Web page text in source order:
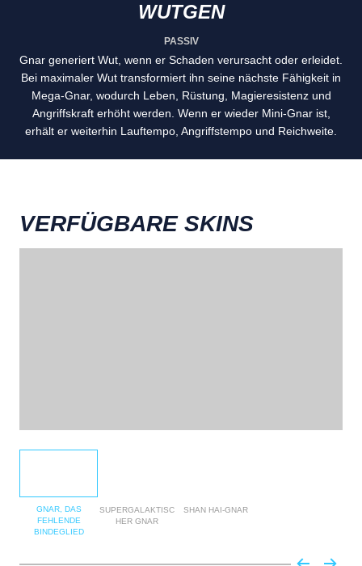
WUTGEN
PASSIV
Gnar generiert Wut, wenn er Schaden verursacht oder erleidet.
Bei maximaler Wut transformiert ihn seine nächste Fähigkeit in
Mega-Gnar, wodurch Leben, Rüstung, Magieresistenz und
Angriffskraft erhöht werden. Wenn er wieder Mini-Gnar ist,
erhält er weiterhin Lauftempo, Angriffstempo und Reichweite.
VERFÜGBARE SKINS
GNAR, DAS
FEHLENDE
BINDEGLIED
SUPERGALAKTISC
HER GNAR
SHAN HAI-GNAR